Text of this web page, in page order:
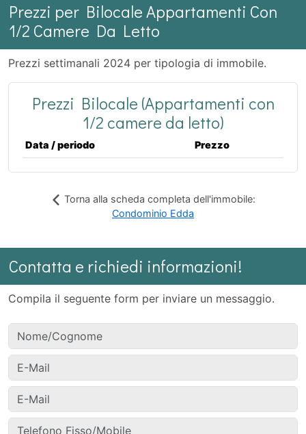
Prezzi per Bilocale Appartamenti Con
1/2 Camere Da Letto
Prezzi settimanali 2024 per tipologia di immobile.
Prezzi Bilocale (Appartamenti con
1/2 camere da letto)
Data / periodo Prezzo
Torna alla scheda completa dell'immobile:
Condominio Edda
Contatta e richiedi informazioni!
Compila il seguente form per inviare un messaggio.